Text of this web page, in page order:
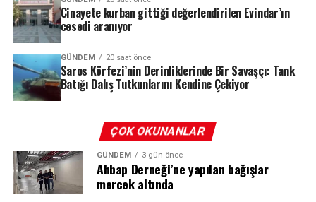
Deliller Zinciri: HTS, PTS ve Biyolojik
Bulgular
Soruşturma kapsamında elde edilen deliller, dosyanın
şüphelilerin HTS (Hücresel Haberleşme Sistemi) ve PTS
bulgularını ve tanık beyanlarını bir araya getirerek
olayın perdesini aralamaya çalıştı.
Cinayete kurban gittiği değerlendirilen Evindar’ın
cesedi aranıyor
GÜNDEM 20 saat önce
Saros Körfezi’nin Derinliklerinde Bir Savaşçı: Tank
Batığı Dalış Tutkunlarını Kendine Çekiyor
ÇOK OKUNANLAR
GÜNDEM 3 gün önce
Ahbap Derneği’ne yapılan bağışlar
mercek altında